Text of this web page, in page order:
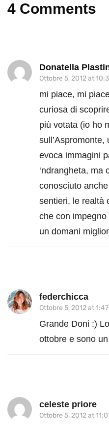
4 Comments
Donatella
Ottobre 5, 2012 at
mi piace, mi
curiosa di
più votata (io ho
evoca immagini
‘ndrangheta, ma
conosciuto
sentieri, le realtà
che con
un domani
federchicca
Ottobre 5, 2012 at
Grande Doni :)
ottobre e sono
celeste priore
Ottobre 5, 2012 at